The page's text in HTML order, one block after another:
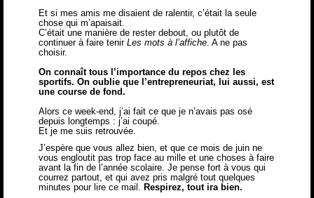
Et si mes amis me disaient de ralentir, c’était la seule
chose qui m’apaisait.
C’était une manière de rester debout, ou plutôt de
continuer à faire tenir Les mots à l’affiche. A ne pas
choisir.
On connaît tous l’importance du repos chez les
sportifs. On oublie que l’entrepreneuriat, lui aussi, est
une course de fond.
Alors ce week-end, j’ai fait ce que je n’avais pas osé
depuis longtemps : j’ai coupé.
Et je me suis retrouvée.
J’espère que vous allez bien, et que ce mois de juin ne
vous engloutit pas trop face au mille et une choses à faire
avant la fin de l’année scolaire. Je pense fort à vous qui
courrez partout, et qui avez pris malgré tout quelques
minutes pour lire ce mail. Respirez, tout ira bien.